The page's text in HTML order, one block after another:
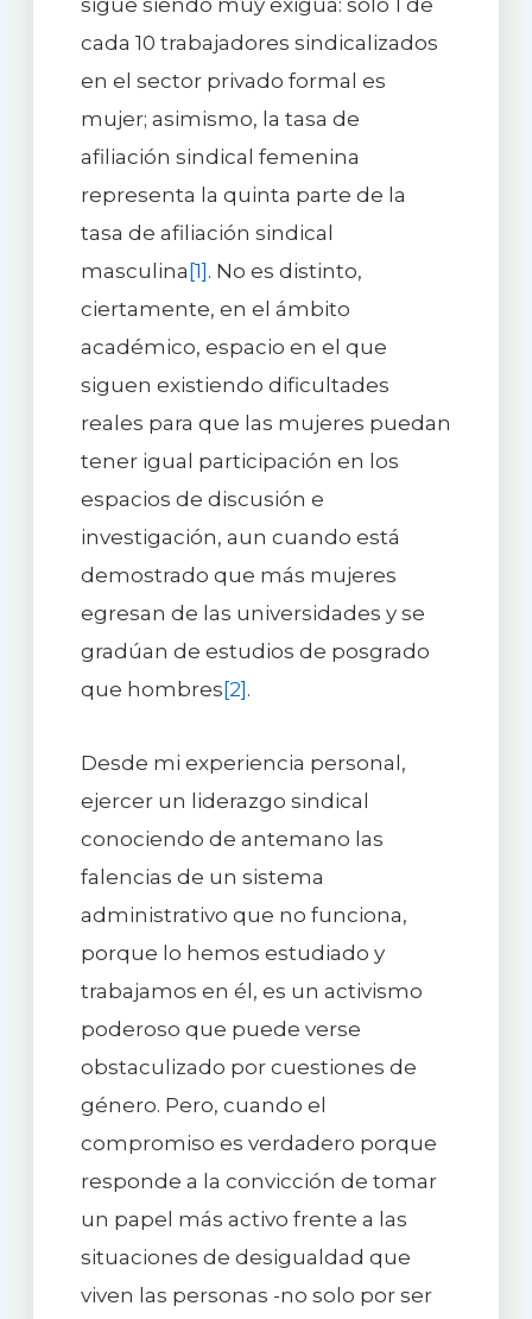
sigue siendo muy exigua: solo 1 de
cada 10 trabajadores sindicalizados
en el sector privado formal es
mujer; asimismo, la tasa de
afiliación sindical femenina
representa la quinta parte de la
tasa de afiliación sindical
masculina [1] . No es distinto,
ciertamente, en el ámbito
académico, espacio en el que
siguen existiendo dificultades
reales para que las mujeres puedan
tener igual participación en los
espacios de discusión e
investigación, aun cuando está
demostrado que más mujeres
egresan de las universidades y se
gradúan de estudios de posgrado
que hombres [2] .
Desde mi experiencia personal,
ejercer un liderazgo sindical
conociendo de antemano las
falencias de un sistema
administrativo que no funciona,
porque lo hemos estudiado y
trabajamos en él, es un activismo
poderoso que puede verse
obstaculizado por cuestiones de
género. Pero, cuando el
compromiso es verdadero porque
responde a la convicción de tomar
un papel más activo frente a las
situaciones de desigualdad que
viven las personas -no solo por ser